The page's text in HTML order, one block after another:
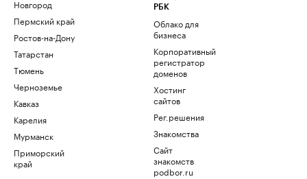
Новгород
Пермский край
Ростов-на-Дону
Татарстан
Тюмень
Черноземье
Кавказ
Карелия
Мурманск
Приморский
край
РБК
Облако для
бизнеса
Корпоративный
регистратор
доменов
Хостинг
сайтов
Рег.решения
Знакомства
Сайт
знакомств
podbor.ru